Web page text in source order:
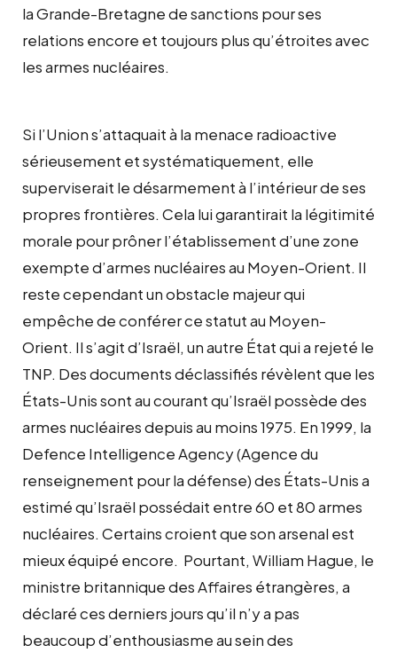
la Grande-Bretagne de sanctions pour ses
relations encore et toujours plus qu’étroites avec
les armes nucléaires.
Si l’Union s’attaquait à la menace radioactive
sérieusement et systématiquement, elle
superviserait le désarmement à l’intérieur de ses
propres frontières. Cela lui garantirait la légitimité
morale pour prôner l’établissement d’une zone
exempte d’armes nucléaires au Moyen-Orient. Il
reste cependant un obstacle majeur qui
empêche de conférer ce statut au Moyen-
Orient. Il s’agit d’Israël, un autre État qui a rejeté le
TNP. Des documents déclassifiés révèlent que les
États-Unis sont au courant qu’Israël possède des
armes nucléaires depuis au moins 1975. En 1999, la
Defence Intelligence Agency (Agence du
renseignement pour la défense) des États-Unis a
estimé qu’Israël possédait entre 60 et 80 armes
nucléaires. Certains croient que son arsenal est
mieux équipé encore. Pourtant, William Hague, le
ministre britannique des Affaires étrangères, a
déclaré ces derniers jours qu’il n’y a pas
beaucoup d’enthousiasme au sein des